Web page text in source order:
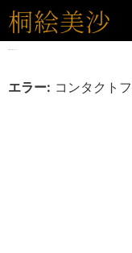
桐絵美沙
エラー: コンタクト